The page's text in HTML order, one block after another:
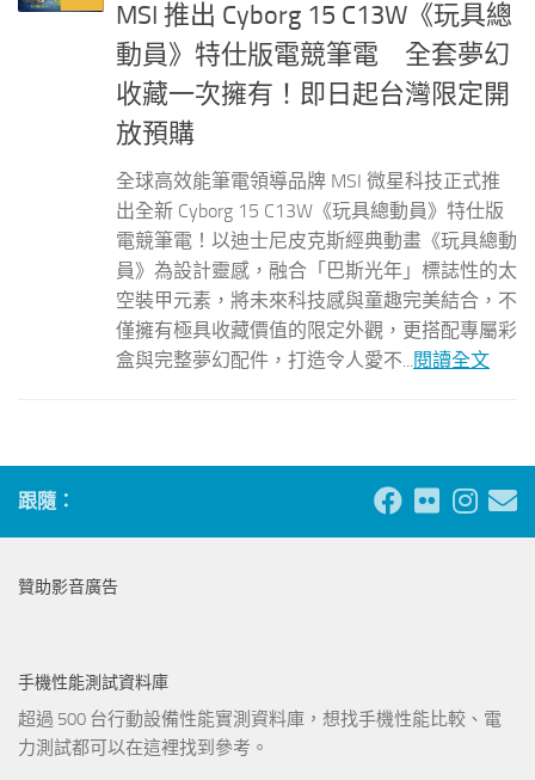
MSI 推出 Cyborg 15 C13W《玩具總
動員》特仕版電競筆電 全套夢幻
收藏一次擁有！即日起台灣限定開
放預購
全球高效能筆電領導品牌 MSI 微星科技正式推
出全新 Cyborg 15 C13W《玩具總動員》特仕版
電競筆電！以迪士尼皮克斯經典動畫《玩具總動
員》為設計靈感，融合「巴斯光年」標誌性的太
空裝甲元素，將未來科技感與童趣完美結合，不
僅擁有極具收藏價值的限定外觀，更搭配專屬彩
盒與完整夢幻配件，打造令人愛不...閱讀全文
跟隨：
贊助影音廣告
手機性能測試資料庫
超過 500 台行動設備性能實測資料庫，想找手機性能比較、電
力測試都可以在這裡找到參考。